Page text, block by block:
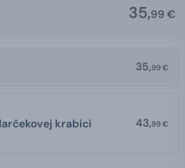
35,99 €
35,99 €
krabici 43,99 €